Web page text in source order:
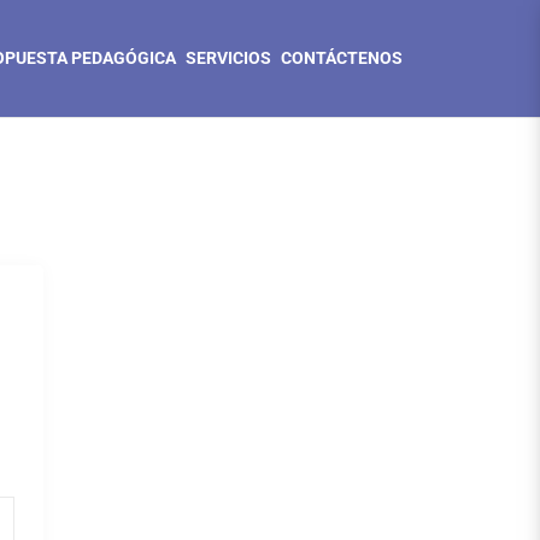
PEDAGÓGICA SERVICIOS CONTÁCTENOS